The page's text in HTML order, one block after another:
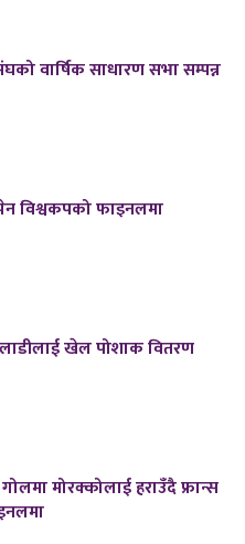
वार्षिक साधारण सभा सम्पन्न
विश्वकपको फाइनलमा
खेल पोशाक वितरण
मोरक्कोलाई हराउँदै फ्रान्स